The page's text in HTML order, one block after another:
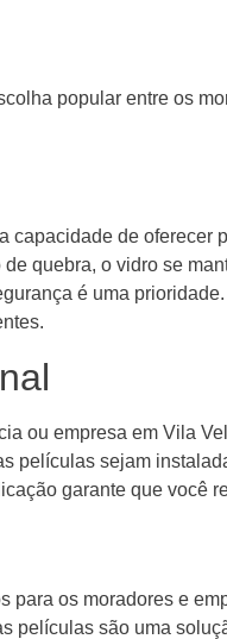
popular entre os
de
quebra, o vidro se
é uma
ou empresa em Vila
películas sejam
garante que você
para os moradores e
películas são uma